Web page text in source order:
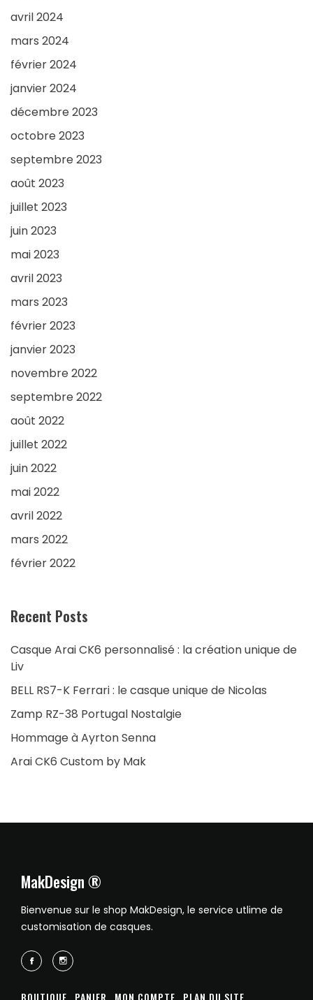
avril 2024
mars 2024
février 2024
janvier 2024
décembre 2023
octobre 2023
septembre 2023
août 2023
juillet 2023
juin 2023
mai 2023
avril 2023
mars 2023
février 2023
janvier 2023
novembre 2022
septembre 2022
août 2022
juillet 2022
juin 2022
mai 2022
avril 2022
mars 2022
février 2022
Recent Posts
Casque Arai CK6 personnalisé : la création unique de
Liv
BELL RS7-K Ferrari : le casque unique de Nicolas
Zamp RZ-38 Portugal Nostalgie
Hommage à Ayrton Senna
Arai CK6 Custom by Mak
MakDesign ®
Bienvenue sur le shop MakDesign, le service utlime de
customisation de casques.
BOUTIQUE PANIER MON COMPTE PLAN DU SITE